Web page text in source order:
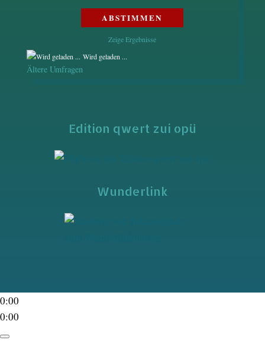
Zeige Ergebnisse
Wird geladen ...
Ältere Umfragen
Edition qwert zui opü
Wunderlink
0:00
0:00